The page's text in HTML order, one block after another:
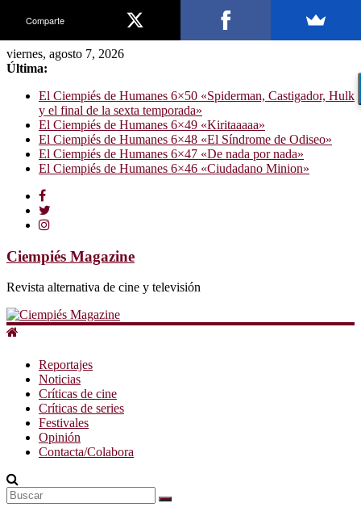
viernes, agosto 7, 2026
Última:
El Ciempiés de Humanes 6×50 «Spiderman, Castigador, Hulk
y el final de la sexta temporada»
El Ciempiés de Humanes 6×49 «Kiritaaaaa»
El Ciempiés de Humanes 6×48 «El Síndrome de Odiseo»
El Ciempiés de Humanes 6×47 «De nada por nada»
El Ciempiés de Humanes 6×46 «Ciudadano Minion»
Ciempiés Magazine
Revista alternativa de cine y televisión
Reportajes
Noticias
Críticas de cine
Críticas de series
Festivales
Opinión
Contacta/Colabora
Comparte